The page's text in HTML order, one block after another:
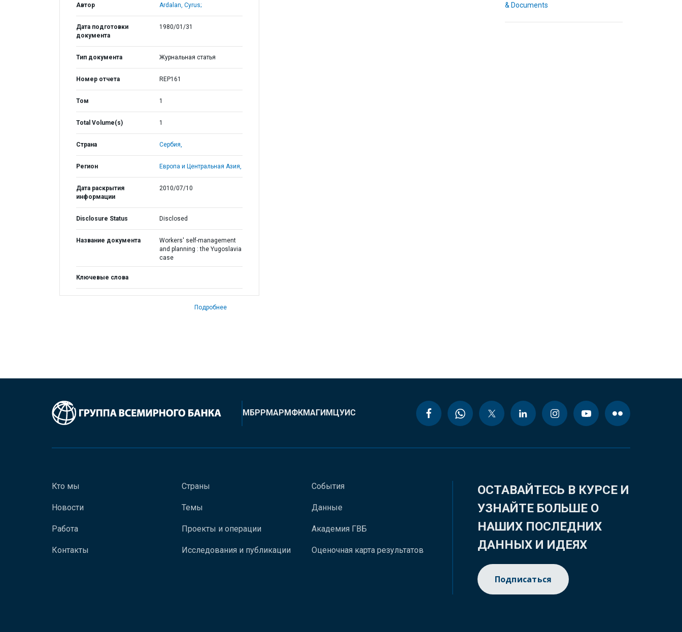
Автор Ardalan, Cyrus;
Дата подготовки
документа
1980/01/31
Тип документа Журнальная статья
Номер отчета REP161
Том 1
Total Volume(s) 1
Страна Сербия,
Регион Европа и Центральная Азия,
Дата раскрытия
информации
2010/07/10
Disclosure Status Disclosed
Название документа
Workers' self-management
and planning : the Yugoslavia
case
Ключевые слова
Подробнее
& Documents
МБРРМАРМФКМАГИМЦУИС
Кто мы
Новости
Работа
Контакты
Страны
Темы
Проекты и операции
Исследования и публикации
События
Данные
Академия ГВБ
Оценочная карта результатов
ОСТАВАЙТЕСЬ В КУРСЕ И
УЗНАЙТЕ БОЛЬШЕ О
НАШИХ ПОСЛЕДНИХ
ДАННЫХ И ИДЕЯХ
Подписаться